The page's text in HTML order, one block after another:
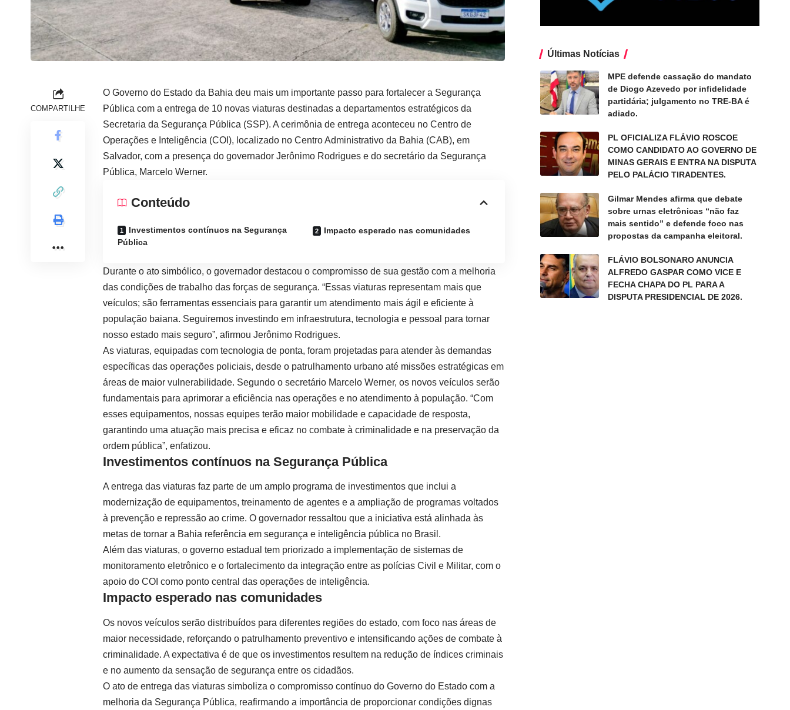
COMPARTILHE
O Governo do Estado da Bahia deu mais um importante passo para fortalecer a Segurança
Pública com a entrega de 10 novas viaturas destinadas a departamentos estratégicos da
Secretaria da Segurança Pública (SSP). A cerimônia de entrega aconteceu no Centro de
Operações e Inteligência (COI), localizado no Centro Administrativo da Bahia (CAB), em
Salvador, com a presença do governador Jerônimo Rodrigues e do secretário da Segurança
Pública, Marcelo Werner.
Conteúdo
Investimentos contínuos na Segurança
Pública
Impacto esperado nas comunidades
Durante o ato simbólico, o governador destacou o compromisso de sua gestão com a melhoria
das condições de trabalho das forças de segurança. “Essas viaturas representam mais que
veículos; são ferramentas essenciais para garantir um atendimento mais ágil e eficiente à
população baiana. Seguiremos investindo em infraestrutura, tecnologia e pessoal para tornar
nosso estado mais seguro”, afirmou Jerônimo Rodrigues.
As viaturas, equipadas com tecnologia de ponta, foram projetadas para atender às demandas
específicas das operações policiais, desde o patrulhamento urbano até missões estratégicas em
áreas de maior vulnerabilidade. Segundo o secretário Marcelo Werner, os novos veículos serão
fundamentais para aprimorar a eficiência nas operações e no atendimento à população. “Com
esses equipamentos, nossas equipes terão maior mobilidade e capacidade de resposta,
garantindo uma atuação mais precisa e eficaz no combate à criminalidade e na preservação da
ordem pública”, enfatizou.
Investimentos contínuos na Segurança Pública
A entrega das viaturas faz parte de um amplo programa de investimentos que inclui a
modernização de equipamentos, treinamento de agentes e a ampliação de programas voltados
à prevenção e repressão ao crime. O governador ressaltou que a iniciativa está alinhada às
metas de tornar a Bahia referência em segurança e inteligência pública no Brasil.
Além das viaturas, o governo estadual tem priorizado a implementação de sistemas de
monitoramento eletrônico e o fortalecimento da integração entre as polícias Civil e Militar, com o
apoio do COI como ponto central das operações de inteligência.
Impacto esperado nas comunidades
Os novos veículos serão distribuídos para diferentes regiões do estado, com foco nas áreas de
maior necessidade, reforçando o patrulhamento preventivo e intensificando ações de combate à
criminalidade. A expectativa é de que os investimentos resultem na redução de índices criminais
e no aumento da sensação de segurança entre os cidadãos.
O ato de entrega das viaturas simboliza o compromisso contínuo do Governo do Estado com a
melhoria da Segurança Pública, reafirmando a importância de proporcionar condições dignas
Últimas Notícias
MPE defende cassação do mandato
de Diogo Azevedo por infidelidade
partidária; julgamento no TRE-BA é
adiado.
PL OFICIALIZA FLÁVIO ROSCOE
COMO CANDIDATO AO GOVERNO DE
MINAS GERAIS E ENTRA NA DISPUTA
PELO PALÁCIO TIRADENTES.
Gilmar Mendes afirma que debate
sobre urnas eletrônicas “não faz
mais sentido” e defende foco nas
propostas da campanha eleitoral.
FLÁVIO BOLSONARO ANUNCIA
ALFREDO GASPAR COMO VICE E
FECHA CHAPA DO PL PARA A
DISPUTA PRESIDENCIAL DE 2026.